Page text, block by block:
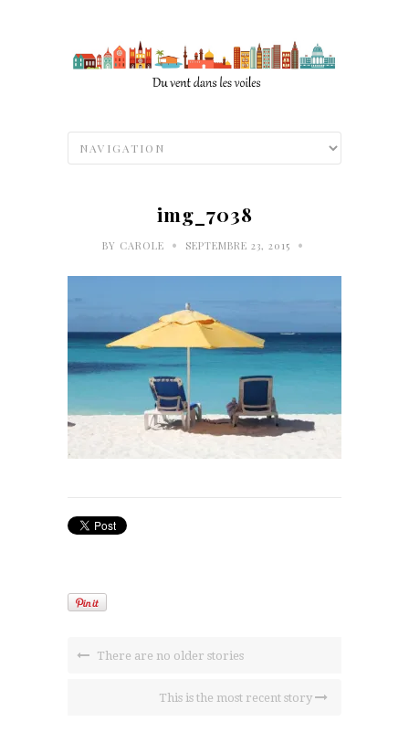
img_7038
BY CAROLE • SEPTEMBRE 23, 2015 •
There are no older stories
This is the most recent story